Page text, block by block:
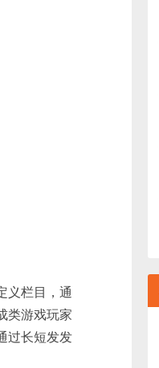
义栏目，通
类游戏玩家
过长短发发